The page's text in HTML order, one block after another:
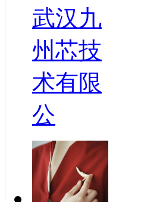
武汉九
州芯技
术有限
公